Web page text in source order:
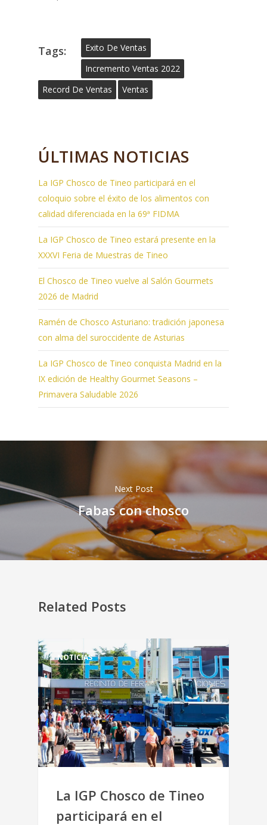
Tags:
Exito De Ventas
Incremento Ventas 2022
Record De Ventas
Ventas
ÚLTIMAS NOTICIAS
La IGP Chosco de Tineo participará en el
coloquio sobre el éxito de los alimentos con
calidad diferenciada en la 69ª FIDMA
La IGP Chosco de Tineo estará presente en la
XXXVI Feria de Muestras de Tineo
El Chosco de Tineo vuelve al Salón Gourmets
2026 de Madrid
Ramén de Chosco Asturiano: tradición japonesa
con alma del suroccidente de Asturias
La IGP Chosco de Tineo conquista Madrid en la
IX edición de Healthy Gourmet Seasons –
Primavera Saludable 2026
Next Post
Fabas con chosco
Related Posts
NOTICIAS
La IGP Chosco de Tineo
participará en el